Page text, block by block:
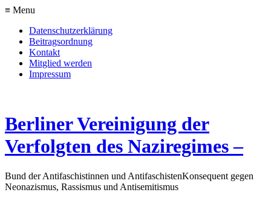
≡ Menu
Datenschutzerklärung
Beitragsordnung
Kontakt
Mitglied werden
Impressum
Berliner Vereinigung der
Verfolgten des Naziregimes –
Bund der Antifaschistinnen und AntifaschistenKonsequent gegen
Neonazismus, Rassismus und Antisemitismus